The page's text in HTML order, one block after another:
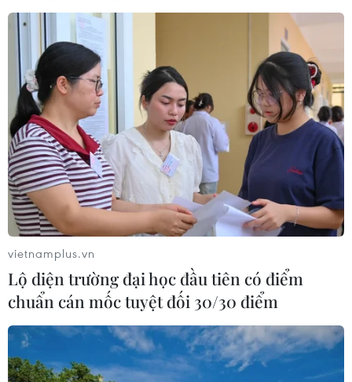
vietnamplus.vn
Lộ diện trường đại học đầu tiên có điểm
chuẩn cán mốc tuyệt đối 30/30 điểm